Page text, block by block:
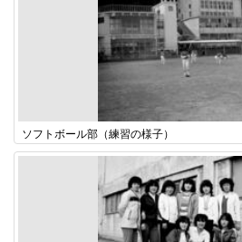
ソフトボール部（練習の様子）